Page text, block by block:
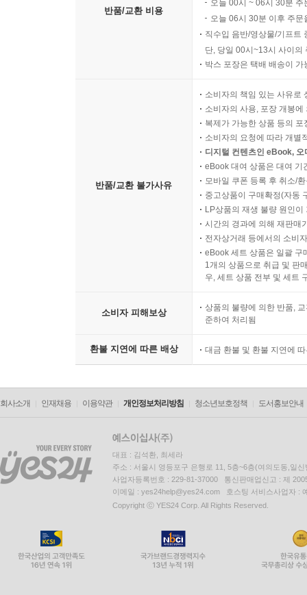
반품/교환 비용
오늘 00시 ~ 06시 30분
오늘 06시 30분 이후 주
직수입 음반/영상물/기프트
단, 당일 00시~13시 사이의
박스 포장은 택배 배송이
반품/교환 불가사유
소비자의 책임 있는 사유로
소비자의 사용, 포장 개봉
복제가 가능한 상품 등의
소비자의 요청에 따라 개별
디지털 컨텐츠인 eBook,
eBook 대여 상품은 대여 기
모바일 쿠폰 등록 후 취소/
중고상품이 구매확정(자동
LP상품의 재생 불량 원인
시간의 경과에 의해 재판매
전자상거래 등에서의 소비
eBook 세트 상품은 일괄 구
1개의 상품으로 취급 및 판
우, 세트 상품 전부 및 세트
소비자 피해보상
상품의 불량에 의한 반품,
준하여 처리됨
환불 지연에 따른 배상 대금 환불 및 환불 지연에
회사소개 인재채용 이용약관 개인정보처리방침 청소년보호정책 도서홍보안내
대표 : 김석환, 최세라
주소 : 서울시 영등포구 은행로 11, 5층~6층(여의도동,일신
사업자등록번호 : 229-81-37000 통신판매업신고 : 제
이메일 : yes24help@yes24.com 호스팅 서비스사업자 :
Copyright ⓒ YES24 Corp. All Rights Reserved.